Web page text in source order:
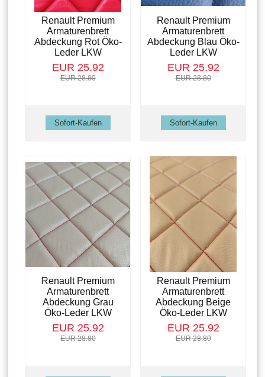
Renault Premium
Armaturenbrett
Abdeckung Rot Öko-
Leder LKW
EUR 25.92
EUR 28.80
Renault Premium
Armaturenbrett
Abdeckung Blau Öko-
Leder LKW
EUR 25.92
EUR 28.80
Renault Premium
Armaturenbrett
Abdeckung Grau
Öko-Leder LKW
EUR 25.92
EUR 28.80
Renault Premium
Armaturenbrett
Abdeckung Beige
Öko-Leder LKW
EUR 25.92
EUR 28.80